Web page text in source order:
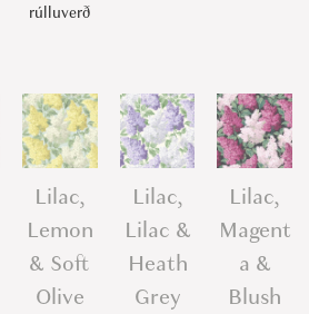
rúlluverð
Lilac,
Lemon
& Soft
Olive
Lilac,
Lilac &
Heath
Grey
Lilac,
Magent
a &
Blush